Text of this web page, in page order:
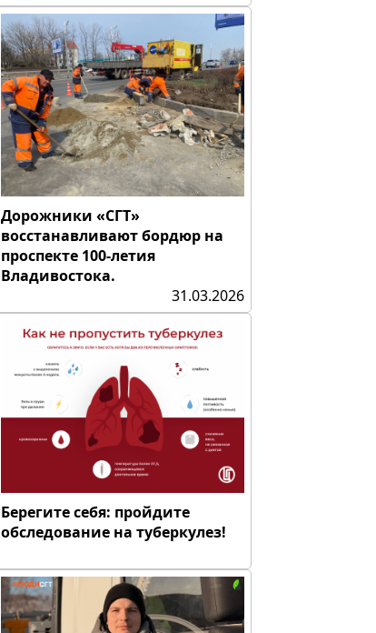
Дорожники «СГТ»
восстанавливают бордюр на
проспекте 100-летия
Владивостока.
31.03.2026
Берегите себя: пройдите
обследование на туберкулез!